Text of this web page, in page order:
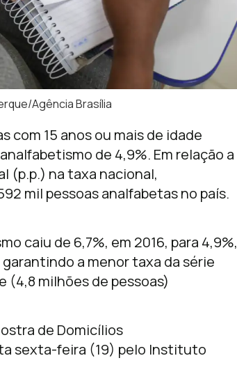
Agência Brasília
com 15 anos ou mais de idade
de 4,9%. Em relação a
(p.p.) na taxa nacional,
mil pessoas analfabetas no país.
caiu de 6,7%, em 2016, para 4,9%,
a menor taxa da série
(4,8 milhões de pessoas)
de Domicílios
sexta-feira (19) pelo Instituto